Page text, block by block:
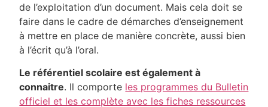
de l’exploitation d’un document. Mais cela doit se
faire dans le cadre de démarches d’enseignement
à mettre en place de manière concrète, aussi bien
à l’écrit qu’à l’oral.
Le référentiel scolaire est également à
connaitre. Il comporte les programmes du Bulletin
officiel et les complète avec les fiches ressources